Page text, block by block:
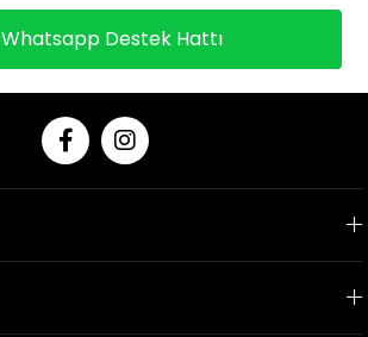
Whatsapp Destek Hattı